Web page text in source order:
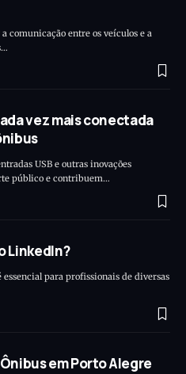
comunicação entre os veículos e a
vez mais conectada
USB e outras inovações
público e contribuem…
LinkedIn?
para profissionais de diversas
em Porto Alegre